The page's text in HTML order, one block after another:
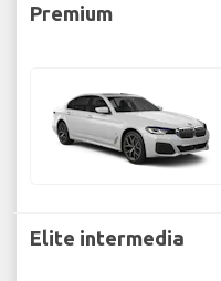
Premium
Elite intermedia